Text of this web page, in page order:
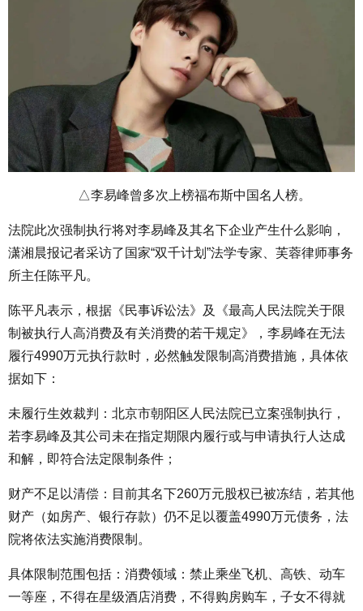
△李易峰曾多次上榜福布斯中国名人榜。
法院此次强制执行将对李易峰及其名下企业产生什么影响，
潇湘晨报记者采访了国家“双千计划”法学专家、芙蓉律师事务
所主任陈平凡。
陈平凡表示，根据《民事诉讼法》及《最高人民法院关于限
制被执行人高消费及有关消费的若干规定》，李易峰在无法
履行4990万元执行款时，必然触发限制高消费措施，具体依
据如下：
未履行生效裁判：北京市朝阳区人民法院已立案强制执行，
若李易峰及其公司未在指定期限内履行或与申请执行人达成
和解，即符合法定限制条件；
财产不足以清偿：目前其名下260万元股权已被冻结，若其他
财产（如房产、银行存款）仍不足以覆盖4990万元债务，法
院将依法实施消费限制。
具体限制范围包括：消费领域：禁止乘坐飞机、高铁、动车
一等座，不得在星级酒店消费，不得购房购车，子女不得就